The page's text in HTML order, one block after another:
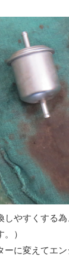
しやすくする
）
に変えてエン